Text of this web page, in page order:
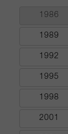
1986
1989
1992
1995
1998
2001